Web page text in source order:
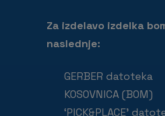
Za izdelavo izdelka
naslednje:
GERBER datoteka
KOSOVNICA (BOM)
‘PICK&PLACE’